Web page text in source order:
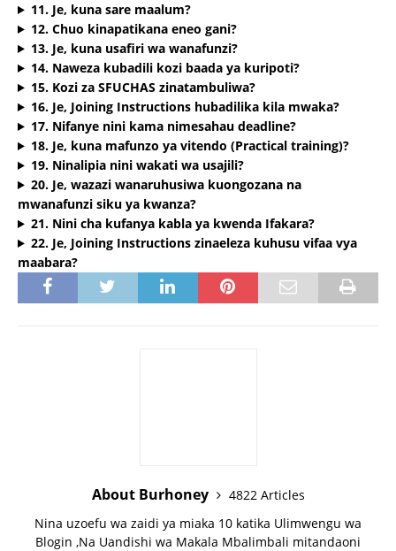
11. Je, kuna sare maalum?
12. Chuo kinapatikana eneo gani?
13. Je, kuna usafiri wa wanafunzi?
14. Naweza kubadili kozi baada ya kuripoti?
15. Kozi za SFUCHAS zinatambuliwa?
16. Je, Joining Instructions hubadilika kila mwaka?
17. Nifanye nini kama nimesahau deadline?
18. Je, kuna mafunzo ya vitendo (Practical training)?
19. Ninalipia nini wakati wa usajili?
20. Je, wazazi wanaruhusiwa kuongozana na
mwanafunzi siku ya kwanza?
21. Nini cha kufanya kabla ya kwenda Ifakara?
22. Je, Joining Instructions zinaeleza kuhusu vifaa vya
maabara?
About Burhoney
4822 Articles
Nina uzoefu wa zaidi ya miaka 10 katika Ulimwengu wa
Blogin ,Na Uandishi wa Makala Mbalimbali mitandaoni